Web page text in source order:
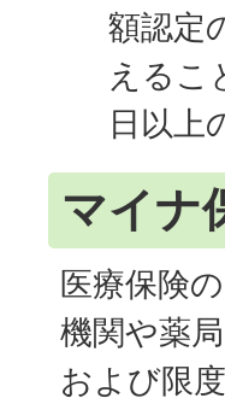
額認定
えるこ
日以上
マイナ
医療保険
機関や薬
および限